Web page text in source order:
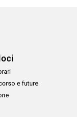
e future